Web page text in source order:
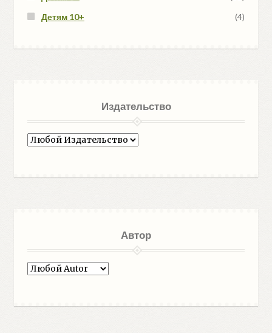
Детям 10+
(4)
Издательство
Автор